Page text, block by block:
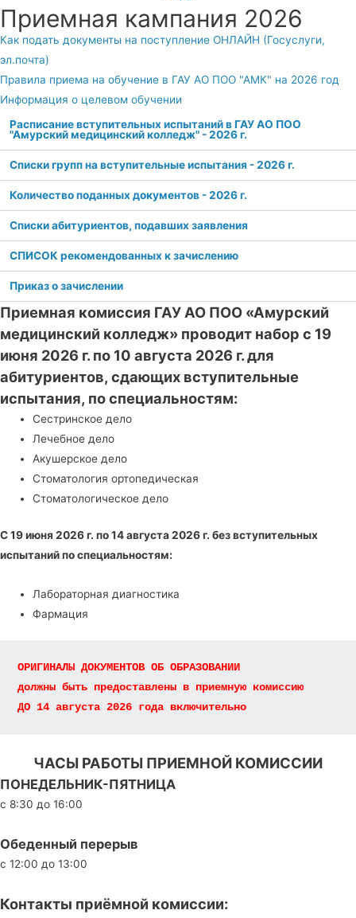
Приемная кампания 2026
Как подать документы на поступление ОНЛАЙН (Госуслуги,
эл.почта)
Правила приема на обучение в ГАУ АО ПОО "АМК" на 2026 год
Информация о целевом обучении
Расписание вступительных испытаний в ГАУ АО ПОО
"Амурский медицинский колледж" - 2026 г.
Списки групп на вступительные испытания - 2026 г.
Количество поданных документов - 2026 г.
Списки абитуриентов, подавших заявления
СПИСОК рекомендованных к зачислению
Приказ о зачислении
Приемная комиссия ГАУ АО ПОО «Амурский
медицинский колледж» проводит набор с 19
июня 2026 г. по 10 августа 2026 г. для
абитуриентов, сдающих вступительные
испытания, по специальностям:
Сестринское дело
Лечебное дело
Акушерское дело
Стоматология ортопедическая
Стоматологическое дело
С 19 июня 2026 г. по 14 августа 2026 г. без вступительных
испытаний по специальностям:
Лабораторная диагностика
Фармация
ОРИГИНАЛЫ ДОКУМЕНТОВ ОБ ОБРАЗОВАНИИ
должны быть предоставлены в приемную комиссию
ДО 14 августа 2026 года включительно
ЧАСЫ РАБОТЫ ПРИЕМНОЙ КОМИССИИ
ПОНЕДЕЛЬНИК-ПЯТНИЦА
с 8:30 до 16:00
Обеденный перерыв
с 12:00 до 13:00
Контакты приёмной комиссии: